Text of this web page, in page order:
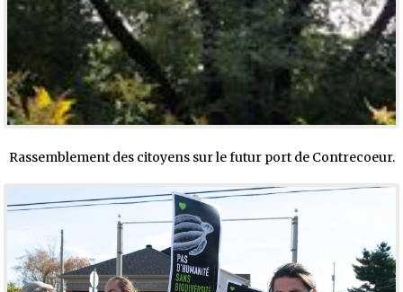
Rassemblement des citoyens sur le futur port de Contrecoeur.